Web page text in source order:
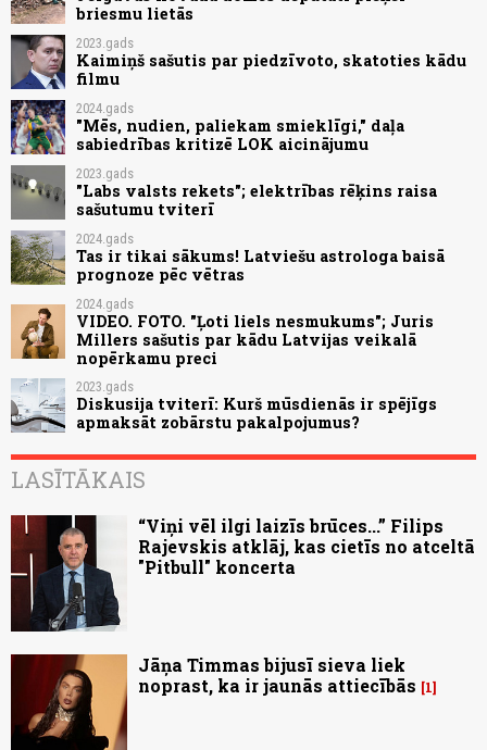
briesmu lietās
2023.gads
Kaimiņš sašutis par piedzīvoto, skatoties kādu
filmu
2024.gads
"Mēs, nudien, paliekam smieklīgi," daļa
sabiedrības kritizē LOK aicinājumu
2023.gads
"Labs valsts rekets"; elektrības rēķins raisa
sašutumu tviterī
2024.gads
Tas ir tikai sākums! Latviešu astrologa baisā
prognoze pēc vētras
2024.gads
VIDEO. FOTO. "Ļoti liels nesmukums"; Juris
Millers sašutis par kādu Latvijas veikalā
nopērkamu preci
2023.gads
Diskusija tviterī: Kurš mūsdienās ir spējīgs
apmaksāt zobārstu pakalpojumus?
LASĪTĀKAIS
“Viņi vēl ilgi laizīs brūces...” Filips
Rajevskis atklāj, kas cietīs no atceltā
"Pitbull" koncerta
Jāņa Timmas bijusī sieva liek
noprast, ka ir jaunās attiecībās
1